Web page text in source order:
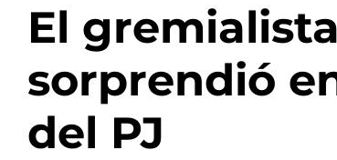
El
sorprendió
del PJ